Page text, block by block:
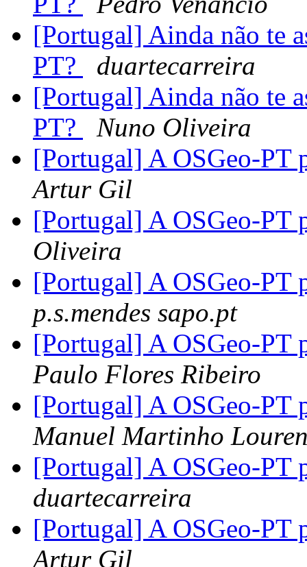
[Portugal] Ainda não te
PT?
duartecarreira
[Portugal] Ainda não te
PT?
Nuno Oliveira
[Portugal] A OSGeo-PT
Artur Gil
[Portugal] A OSGeo-PT
Oliveira
[Portugal] A OSGeo-PT
p.s.mendes sapo.pt
[Portugal] A OSGeo-PT
Paulo Flores Ribeiro
[Portugal] A OSGeo-PT
Manuel Martinho
[Portugal] A OSGeo-PT
duartecarreira
[Portugal] A OSGeo-PT
Artur Gil